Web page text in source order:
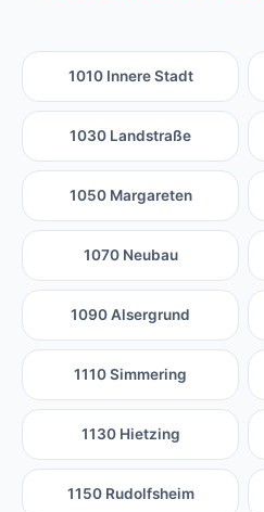
1010 Innere Stadt
1030 Landstraße
1050 Margareten
1070 Neubau
1090 Alsergrund
1110 Simmering
1130 Hietzing
1150 Rudolfsheim